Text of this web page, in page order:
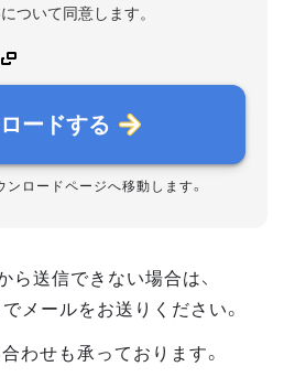
ついて同意します。
ードする
ンロードページへ移動します。
ら送信できない場合は、
でメールをお送りください。
わせも承っております。